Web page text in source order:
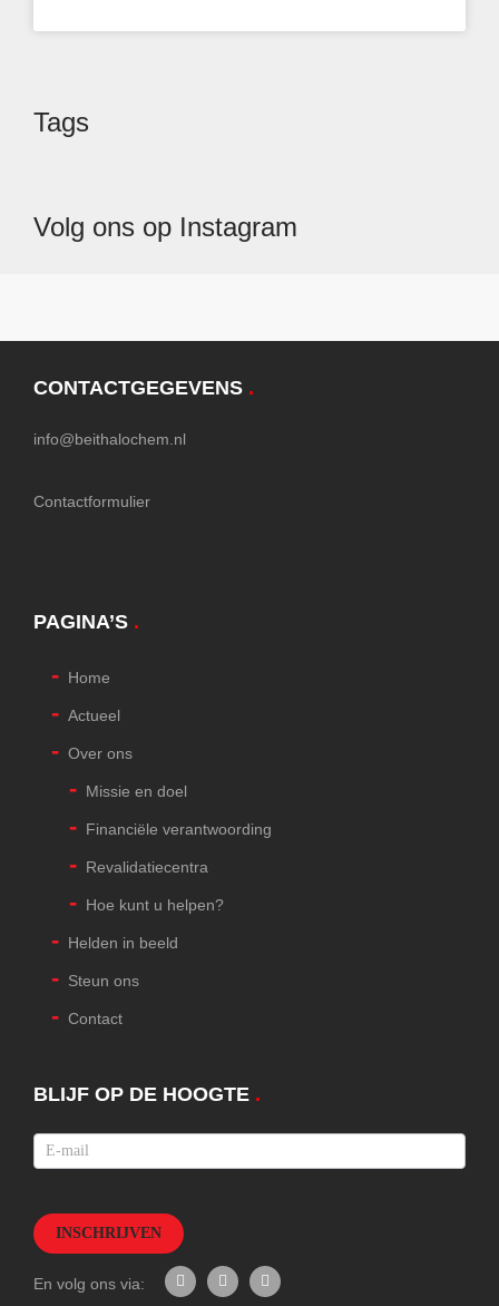
Tags
Volg ons op Instagram
CONTACTGEGEVENS .
info@beithalochem.nl
Contactformulier
PAGINA’S .
Home
Actueel
Over ons
Missie en doel
Financiële verantwoording
Revalidatiecentra
Hoe kunt u helpen?
Helden in beeld
Steun ons
Contact
BLIJF OP DE HOOGTE .
Nieuwsbrief
INSCHRIJVEN
En volg ons via: